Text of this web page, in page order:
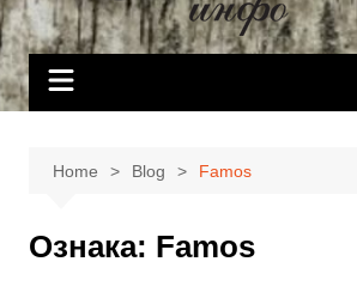
Home Blog Famos
Ознака: Famos